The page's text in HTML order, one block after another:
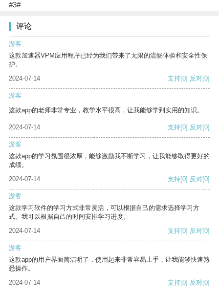
#3#
评论
游客
这款加速器VPM应用程序已经为我们带来了无限的流畅体验和安全性保
护。
2024-07-14
支持[0] 反对[0]
游客
这款app的老师非常专业，教学水平很高，让我能够学到实用的知识。
2024-07-14 支持[0] 反对[0]
游客
这款app的学习氛围很浓厚，能够激励我不断学习，让我能够取得更好的
成绩。
2024-07-14
支持[0] 反对[0]
游客
这款学习软件的学习方式非常灵活，可以根据自己的需求选择学习方
式。我可以根据自己的时间安排学习进度。
2024-07-14
支持[0] 反对[0]
游客
这款app的用户界面简洁明了，使用起来非常容易上手，让我能够快速熟
悉操作。
2024-07-14
支持[0] 反对[0]